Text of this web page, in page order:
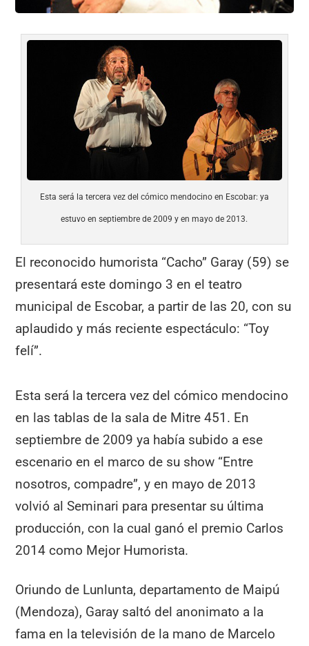
Esta será la tercera vez del cómico mendocino en Escobar: ya
estuvo en septiembre de 2009 y en mayo de 2013.
El reconocido humorista “Cacho” Garay (59) se
presentará este domingo 3 en el teatro
municipal de Escobar, a partir de las 20, con su
aplaudido y más reciente espectáculo: “Toy
felí”.
Esta será la tercera vez del cómico mendocino
en las tablas de la sala de Mitre 451. En
septiembre de 2009 ya había subido a ese
escenario en el marco de su show “Entre
nosotros, compadre”, y en mayo de 2013
volvió al Seminari para presentar su última
producción, con la cual ganó el premio Carlos
2014 como Mejor Humorista.
Oriundo de Lunlunta, departamento de Maipú
(Mendoza), Garay saltó del anonimato a la
fama en la televisión de la mano de Marcelo